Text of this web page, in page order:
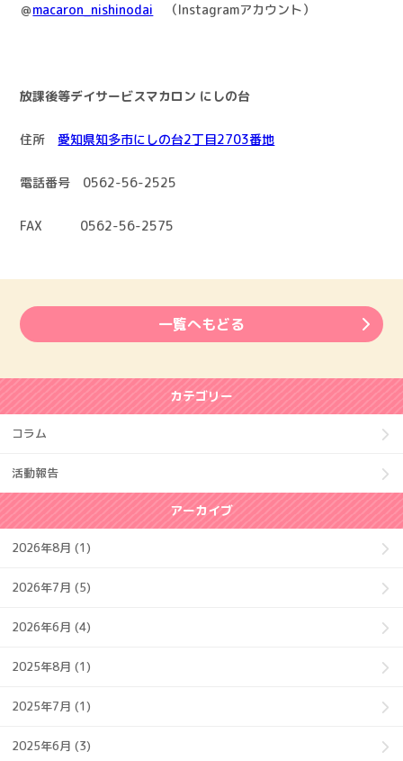
＠macaron_nishinodai （Instagramアカウント）
放課後等デイサービスマカロン にしの台
住所 愛知県知多市にしの台2丁目2703番地
電話番号 0562-56-2525
FAX 0562-56-2575
一覧へもどる
カテゴリー
コラム
活動報告
アーカイブ
2026年8月 (1)
2026年7月 (5)
2026年6月 (4)
2025年8月 (1)
2025年7月 (1)
2025年6月 (3)